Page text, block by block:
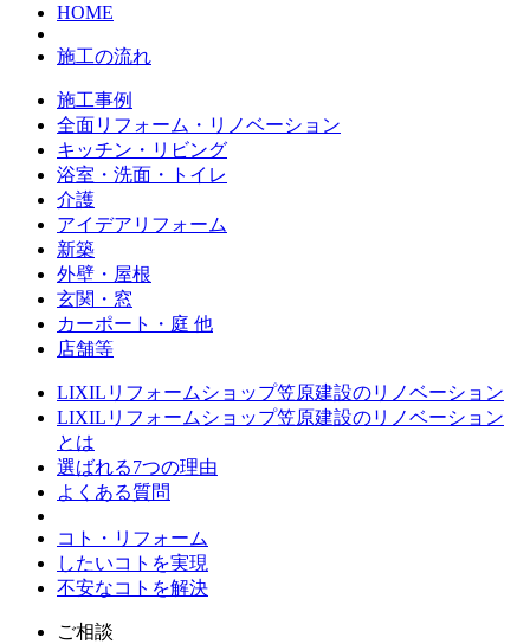
HOME
施工の流れ
施工事例
全面リフォーム・リノベーション
キッチン・リビング
浴室・洗面・トイレ
介護
アイデアリフォーム
新築
外壁・屋根
玄関・窓
カーポート・庭 他
店舗等
LIXILリフォームショップ笠原建設のリノベーション
LIXILリフォームショップ笠原建設のリノベーション
とは
選ばれる7つの理由
よくある質問
コト・リフォーム
したいコトを実現
不安なコトを解決
ご相談